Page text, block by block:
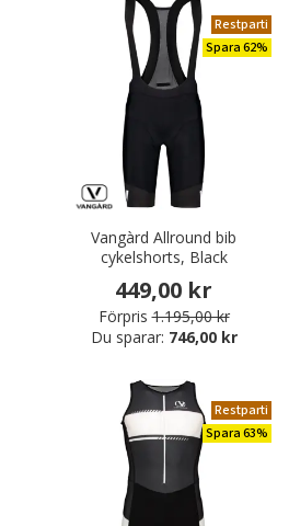
Restparti
Spara 62%
Vangàrd Allround bib
cykelshorts, Black
449,00 kr
Förpris 1.195,00 kr
Du sparar: 746,00 kr
Restparti
Spara 63%